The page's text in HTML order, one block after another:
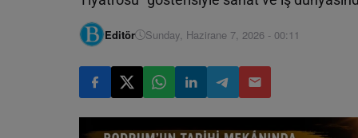
Editör Sunday, Hazirane 7, 2026 - 00:11